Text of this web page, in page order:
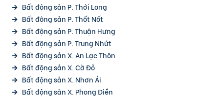
Bất động sản P. Thới Long
Bất động sản P. Thốt Nốt
Bất động sản P. Thuận Hưng
Bất động sản P. Trung Nhứt
Bất động sản X. An Lạc Thôn
Bất động sản X. Cờ Đỏ
Bất động sản X. Nhơn Ái
Bất động sản X. Phong Điền